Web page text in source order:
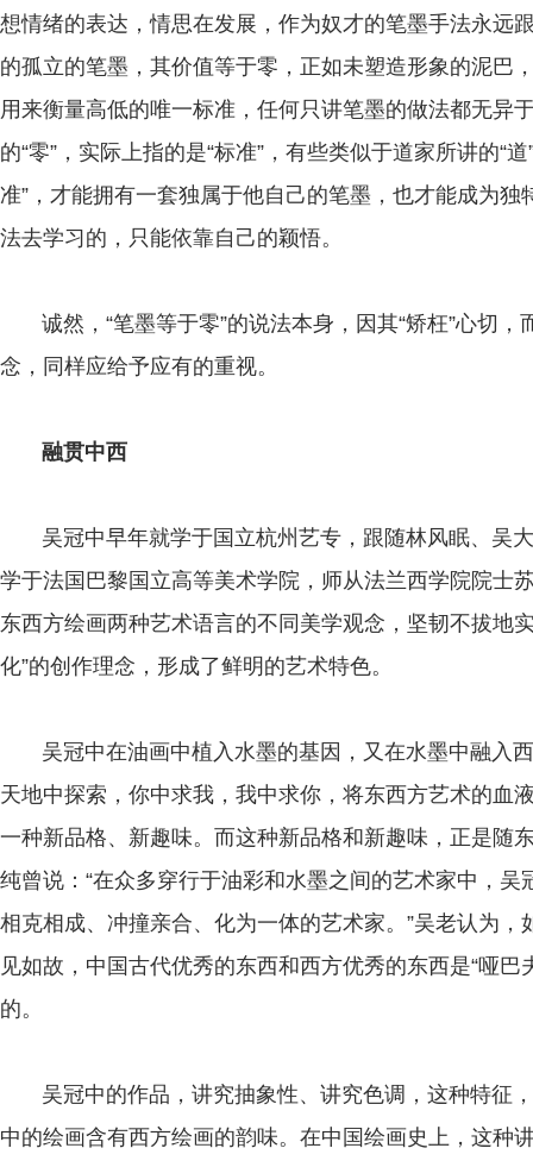
想情绪的表达，情思在发展，作为奴才的笔墨手法永远
的孤立的笔墨，其价值等于零，正如未塑造形象的泥巴
用来衡量高低的唯一标准，任何只讲笔墨的做法都无异
的“零”，实际上指的是“标准”，有些类似于道家所讲的“
准”，才能拥有一套独属于他自己的笔墨，也才能成为独
法去学习的，只能依靠自己的颖悟。
诚然，“笔墨等于零”的说法本身，因其“矫枉”心切，
念，同样应给予应有的重视。
融贯中西
吴冠中早年就学于国立杭州艺专，跟随林风眠、吴
学于法国巴黎国立高等美术学院，师从法兰西学院院士
东西方绘画两种艺术语言的不同美学观念，坚韧不拔地
化”的创作理念，形成了鲜明的艺术特色。
吴冠中在油画中植入水墨的基因，又在水墨中融入
天地中探索，你中求我，我中求你，将东西方艺术的血
一种新品格、新趣味。而这种新品格和新趣味，正是随
纯曾说：“在众多穿行于油彩和水墨之间的艺术家中，
相克相成、冲撞亲合、化为一体的艺术家。”吴老认为
见如故，中国古代优秀的东西和西方优秀的东西是“哑
的。
吴冠中的作品，讲究抽象性、讲究色调，这种特征
中的绘画含有西方绘画的韵味。在中国绘画史上，这种